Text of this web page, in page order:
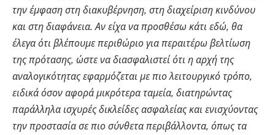
την έμφαση στη διακυβέρνηση, στη διαχείριση κινδύνου
και στη διαφάνεια. Αν είχα να προσθέσω κάτι εδώ, θα
έλεγα ότι βλέπουμε περιθώριο για περαιτέρω βελτίωση
της πρότασης, ώστε να διασφαλιστεί ότι η αρχή της
αναλογικότητας εφαρμόζεται με πιο λειτουργικό τρόπο,
ειδικά όσον αφορά μικρότερα ταμεία, διατηρώντας
παράλληλα ισχυρές δικλείδες ασφαλείας και ενισχύοντας
την προστασία σε πιο σύνθετα περιβάλλοντα, όπως τα